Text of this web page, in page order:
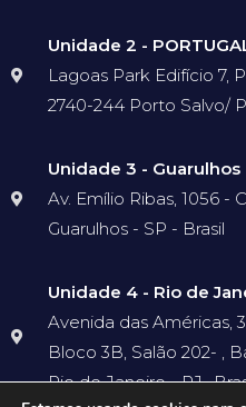
Unidade 2 -
Lagoas Park Edifício 7,
2740-244 Porto Salvo/
Unidade 3 - Guarulhos
Av. Emílio Ribas, 1056 -
Guarulhos - SP - Brasil
Unidade 4 - Rio de
Avenida das Américas,
Bloco 3B, Salão 202- ,
Rio de Janeiro - RJ-